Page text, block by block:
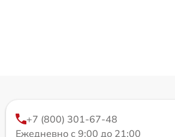
+7 (800) 301-67-48
Ежедневно с 9:00 до 21:00